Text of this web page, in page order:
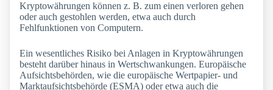
Kryptowährungen können z. B. zum einen verloren gehen
oder auch gestohlen werden, etwa auch durch
Fehlfunktionen von Computern.
Ein wesentliches Risiko bei Anlagen in Kryptowährungen
besteht darüber hinaus in Wertschwankungen. Europäische
Aufsichtsbehörden, wie die europäische Wertpapier- und
Marktaufsichtsbehörde (ESMA) oder etwa auch die